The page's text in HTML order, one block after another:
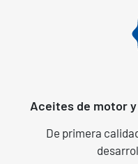
Aceites de motor
De primera